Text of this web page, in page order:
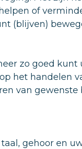
of
(blijven)
zo goed kunt
het handelen
van gewenste
gehoor en